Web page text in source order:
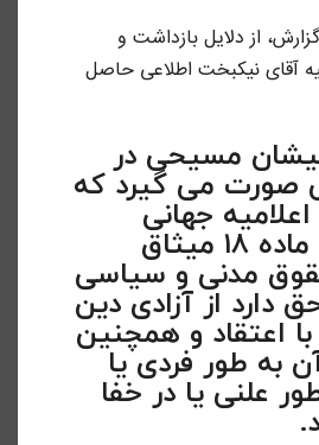
از دلایل بازداشت و
آقای نیکبخت اطلاعی حاصل
مسیحی در
صورت می گیرد که
طبق ماده ۱۸ اعلامیه جهانی
حقوق بشر و ماده ۱۸ میثاق
مدنی و سیاسی
از آزادی دین
اعتقاد و همچنین
به طور فردی یا
علنی یا در خفا